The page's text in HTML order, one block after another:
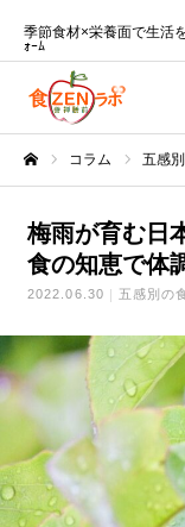
季節食材×栄養面で生活
ｫｰﾑ
コラム 五感
梅雨が育む日
食の知恵で体
2022.06.30 五感別の